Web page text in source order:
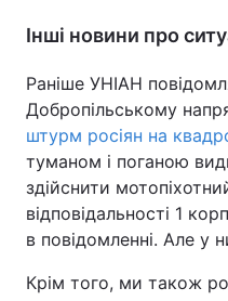
Інші новини про
Раніше УНІАН
Добропільському
штурм росіян на
туманом і поганою
здійснити
відповідальності 1
в повідомленні. Але у
Крім того, ми також